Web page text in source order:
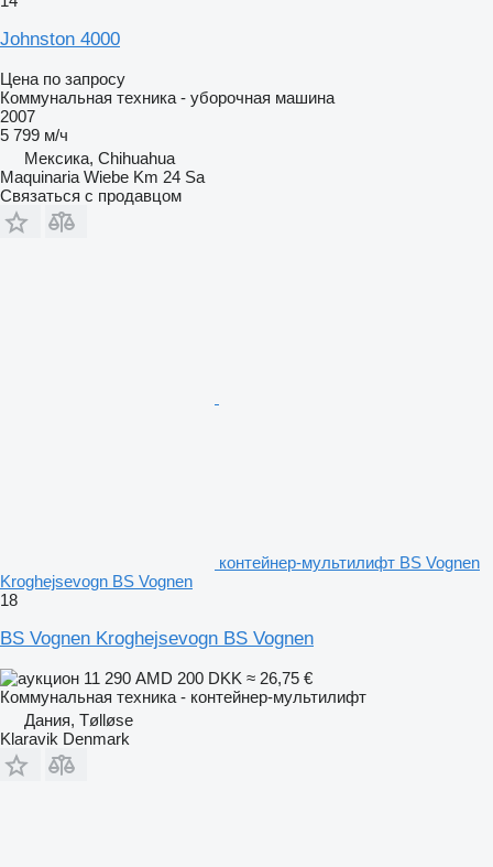
Johnston 4000
Цена по запросу
Коммунальная техника - уборочная машина
2007
5 799 м/ч
Мексика, Chihuahua
Maquinaria Wiebe Km 24 Sa
Связаться с продавцом
контейнер-мультилифт BS Vognen
Kroghejsevogn BS Vognen
18
BS Vognen Kroghejsevogn BS Vognen
11 290 AMD 200 DKK ≈ 26,75 €
Коммунальная техника - контейнер-мультилифт
Дания, Tølløse
Klaravik Denmark